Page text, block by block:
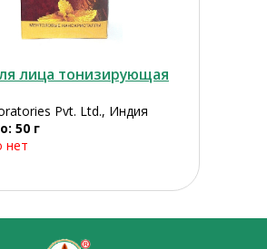
лица тонизирующая
Pvt. Ltd., Индия
50 г
нет